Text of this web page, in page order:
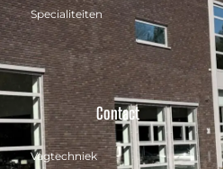
Specialiteiten
Contact
Vagtechniek